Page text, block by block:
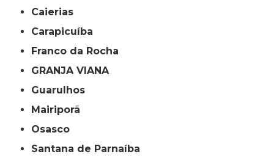
Caierias
Carapicuíba
Franco da Rocha
GRANJA VIANA
Guarulhos
Mairiporã
Osasco
Santana de Parnaíba